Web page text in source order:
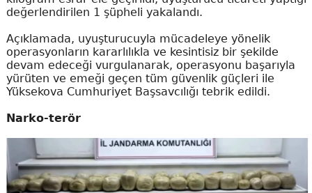
değerlendirilen 1 şüpheli yakalandı.
Açıklamada, uyuşturucuyla mücadeleye yönelik
operasyonların kararlılıkla ve kesintisiz bir şekilde
devam edeceği vurgulanarak, operasyonu başarıyla
yürüten ve emeği geçen tüm güvenlik güçleri ile
Yüksekova Cumhuriyet Başsavcılığı tebrik edildi.
Narko-terör